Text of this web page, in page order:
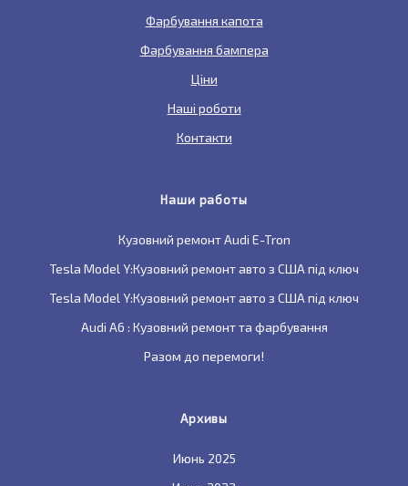
Фарбування капота
Фарбування бампера
Ціни
Наші роботи
Контакти
Наши работы
Кузовний ремонт Audi E-Tron
Tesla Model Y:Кузовний ремонт авто з США під ключ
Tesla Model Y:Кузовний ремонт авто з США під ключ
Audi A6 : Кузовний ремонт та фарбування
Разом до перемоги!
Архивы
Июнь 2025